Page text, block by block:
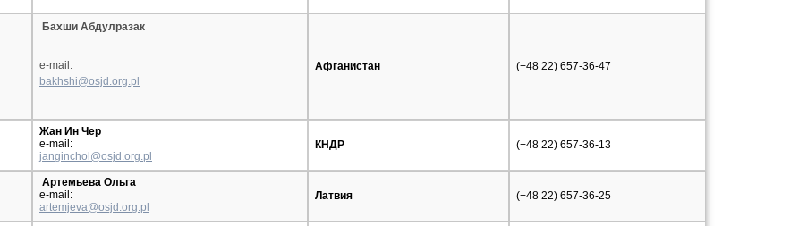
Бахши Абдулразак
e-mail:
bakhshi@osjd.org.pl
Афганистан (+48 22) 657-36-47
Жан Ин Чер
e-mail:
janginchol@osjd.org.pl
КНДР (+48 22) 657-36-13
Артемьева Ольга
e-mail:
artemjeva@osjd.org.pl
Латвия (+48 22) 657-36-25